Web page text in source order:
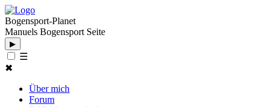
Bogensport-Planet
Manuels Bogensport Seite
▶
☰
✖
Über mich
Forum